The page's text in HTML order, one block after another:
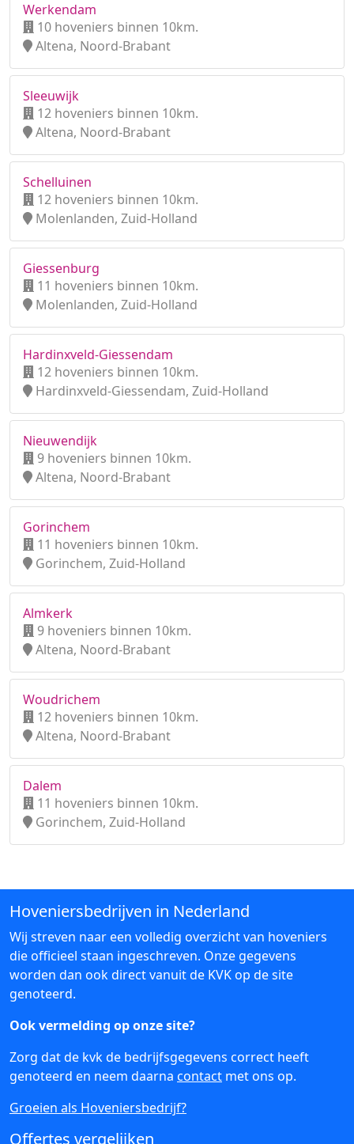
Werkendam
10 hoveniers binnen 10km.
Altena, Noord-Brabant
Sleeuwijk
12 hoveniers binnen 10km.
Altena, Noord-Brabant
Schelluinen
12 hoveniers binnen 10km.
Molenlanden, Zuid-Holland
Giessenburg
11 hoveniers binnen 10km.
Molenlanden, Zuid-Holland
Hardinxveld-Giessendam
12 hoveniers binnen 10km.
Hardinxveld-Giessendam, Zuid-Holland
Nieuwendijk
9 hoveniers binnen 10km.
Altena, Noord-Brabant
Gorinchem
11 hoveniers binnen 10km.
Gorinchem, Zuid-Holland
Almkerk
9 hoveniers binnen 10km.
Altena, Noord-Brabant
Woudrichem
12 hoveniers binnen 10km.
Altena, Noord-Brabant
Dalem
11 hoveniers binnen 10km.
Gorinchem, Zuid-Holland
Hoveniersbedrijven in Nederland
Wij streven naar een volledig overzicht van hoveniers
die officieel staan ingeschreven. Onze gegevens
worden dan ook direct vanuit de KVK op de site
genoteerd.
Ook vermelding op onze site?
Zorg dat de kvk de bedrijfsgegevens correct heeft
genoteerd en neem daarna contact met ons op.
Groeien als Hoveniersbedrijf?
Offertes vergelijken